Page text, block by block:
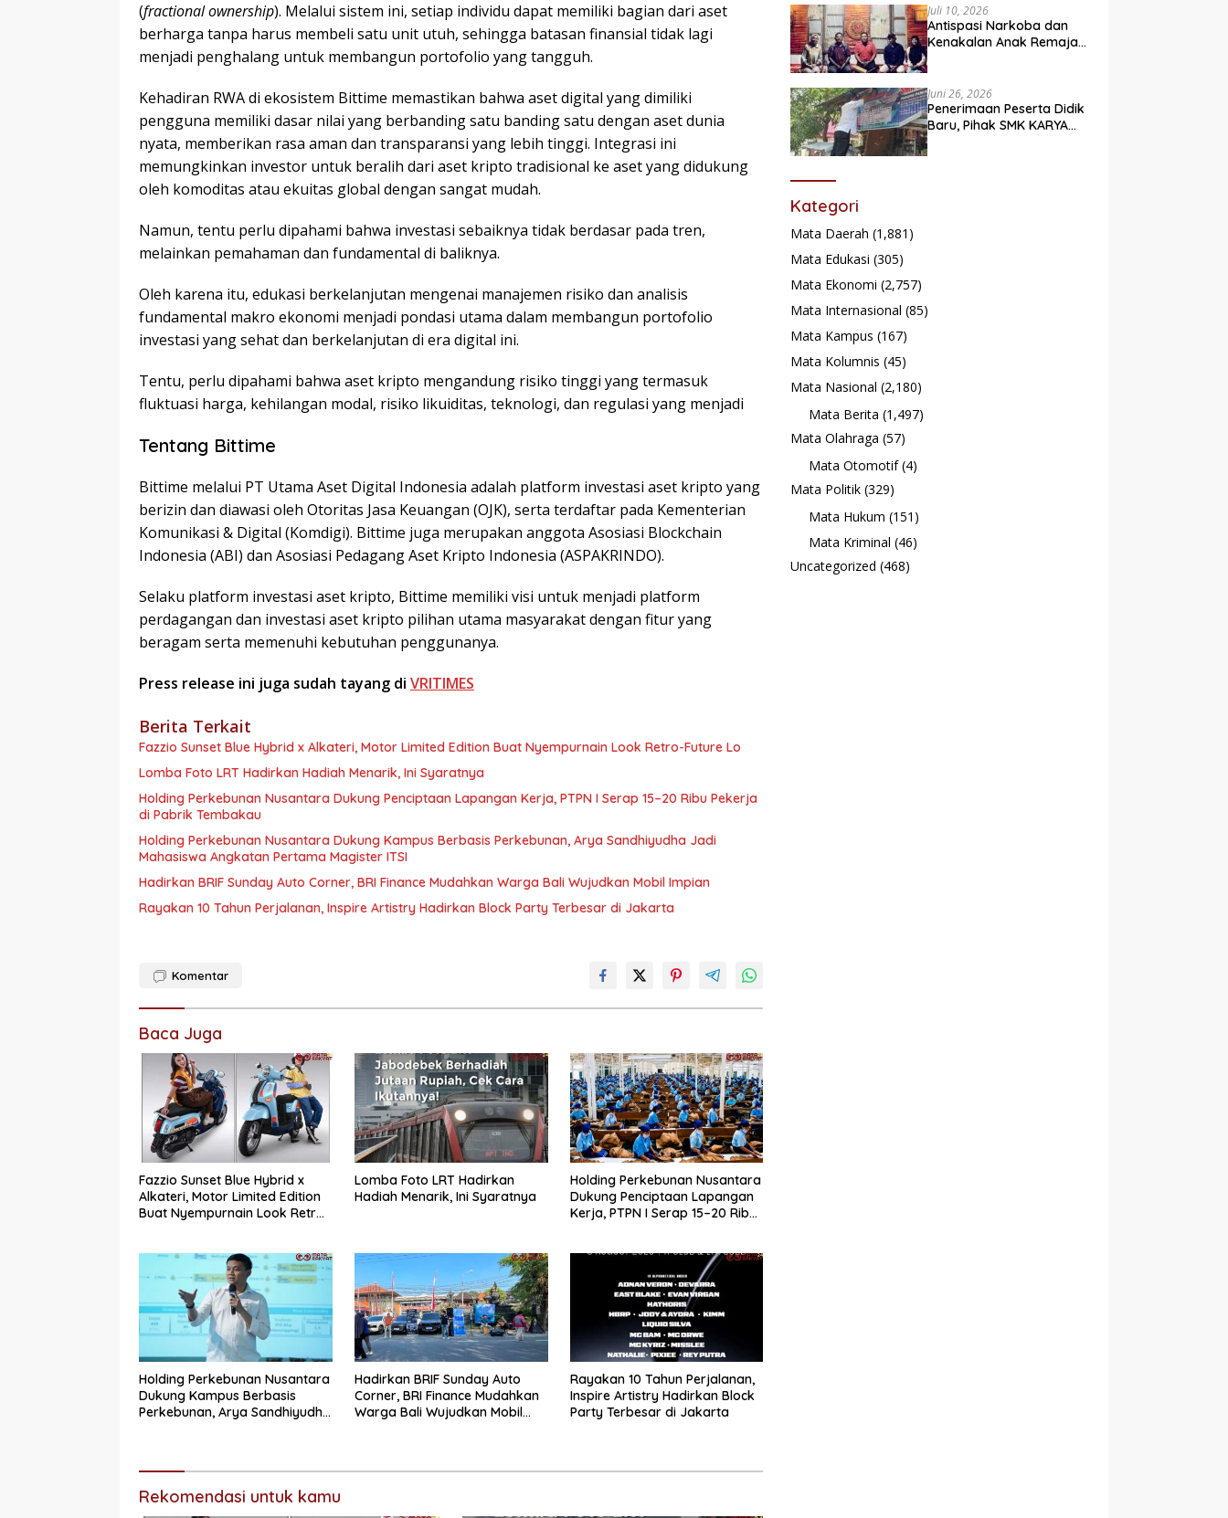
(fractional ownership). Melalui sistem ini, setiap individu dapat memiliki bagian dari aset
berharga tanpa harus membeli satu unit utuh, sehingga batasan finansial tidak lagi
menjadi penghalang untuk membangun portofolio yang tangguh.
Kehadiran RWA di ekosistem Bittime memastikan bahwa aset digital yang dimiliki
pengguna memiliki dasar nilai yang berbanding satu banding satu dengan aset dunia
nyata, memberikan rasa aman dan transparansi yang lebih tinggi. Integrasi ini
memungkinkan investor untuk beralih dari aset kripto tradisional ke aset yang didukung
oleh komoditas atau ekuitas global dengan sangat mudah.
Namun, tentu perlu dipahami bahwa investasi sebaiknya tidak berdasar pada tren,
melainkan pemahaman dan fundamental di baliknya.
Oleh karena itu, edukasi berkelanjutan mengenai manajemen risiko dan analisis
fundamental makro ekonomi menjadi pondasi utama dalam membangun portofolio
investasi yang sehat dan berkelanjutan di era digital ini.
Tentu, perlu dipahami bahwa aset kripto mengandung risiko tinggi yang termasuk
fluktuasi harga, kehilangan modal, risiko likuiditas, teknologi, dan regulasi yang menjadi
Tentang Bittime
Bittime melalui PT Utama Aset Digital Indonesia adalah platform investasi aset kripto yang
berizin dan diawasi oleh Otoritas Jasa Keuangan (OJK), serta terdaftar pada Kementerian
Komunikasi & Digital (Komdigi). Bittime juga merupakan anggota Asosiasi Blockchain
Indonesia (ABI) dan Asosiasi Pedagang Aset Kripto Indonesia (ASPAKRINDO).
Selaku platform investasi aset kripto, Bittime memiliki visi untuk menjadi platform
perdagangan dan investasi aset kripto pilihan utama masyarakat dengan fitur yang
beragam serta memenuhi kebutuhan penggunanya.
Press release ini juga sudah tayang di VRITIMES
Berita Terkait
Fazzio Sunset Blue Hybrid x Alkateri, Motor Limited Edition Buat Nyempurnain Look Retro-Future Lo
Lomba Foto LRT Hadirkan Hadiah Menarik, Ini Syaratnya
Holding Perkebunan Nusantara Dukung Penciptaan Lapangan Kerja, PTPN I Serap 15–20 Ribu Pekerja
di Pabrik Tembakau
Holding Perkebunan Nusantara Dukung Kampus Berbasis Perkebunan, Arya Sandhiyudha Jadi
Mahasiswa Angkatan Pertama Magister ITSI
Hadirkan BRIF Sunday Auto Corner, BRI Finance Mudahkan Warga Bali Wujudkan Mobil Impian
Rayakan 10 Tahun Perjalanan, Inspire Artistry Hadirkan Block Party Terbesar di Jakarta
Komentar
Baca Juga
Fazzio Sunset Blue Hybrid x
Alkateri, Motor Limited Edition
Buat Nyempurnain Look Retro-
Lomba Foto LRT Hadirkan
Hadiah Menarik, Ini Syaratnya
Holding Perkebunan Nusantara
Dukung Penciptaan Lapangan
Kerja, PTPN I Serap 15–20 Ribu
Holding Perkebunan Nusantara
Dukung Kampus Berbasis
Perkebunan, Arya Sandhiyudha
Hadirkan BRIF Sunday Auto
Corner, BRI Finance Mudahkan
Warga Bali Wujudkan Mobil
Rayakan 10 Tahun Perjalanan,
Inspire Artistry Hadirkan Block
Party Terbesar di Jakarta
Rekomendasi untuk kamu
Juli 10, 2026
Antispasi Narkoba dan
Kenakalan Anak Remaja,
Surau
Juni 26, 2026
Penerimaan Peserta Didik
Baru, Pihak SMK KARYA
Kategori
Mata Daerah (1,881)
Mata Edukasi (305)
Mata Ekonomi (2,757)
Mata Internasional (85)
Mata Kampus (167)
Mata Kolumnis (45)
Mata Nasional (2,180)
Mata Berita (1,497)
Mata Olahraga (57)
Mata Otomotif(4)
Mata Politik (329)
Mata Hukum (151)
Mata Kriminal (46)
Uncategorized (468)